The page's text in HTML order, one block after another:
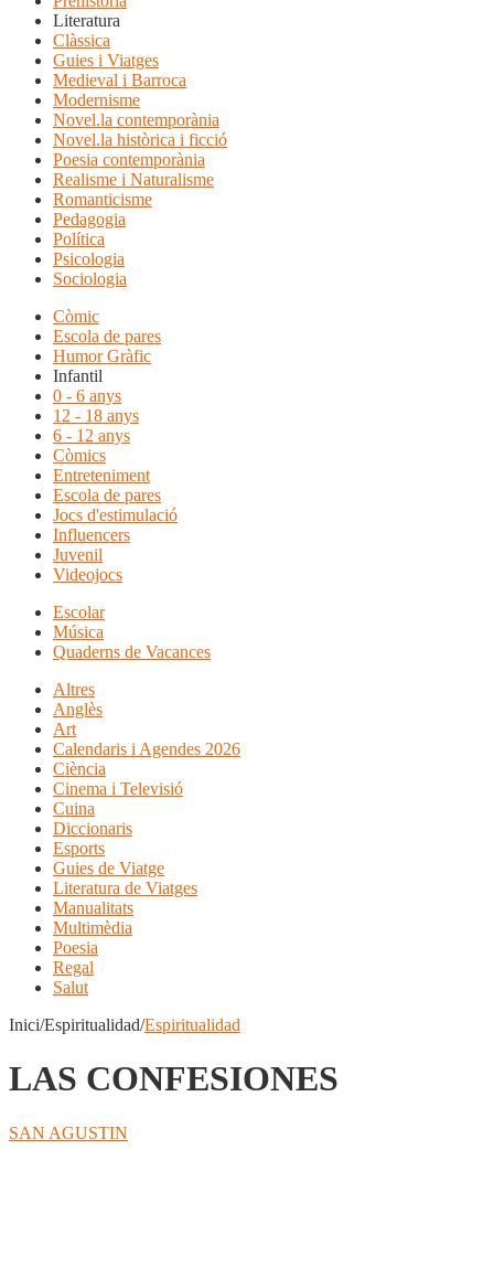
Literatura
Clàssica
Guies i Viatges
Medieval i Barroca
Modernisme
Novel.la contemporània
Novel.la històrica i ficció
Poesia contemporània
Realisme i Naturalisme
Romanticisme
Pedagogia
Política
Psicologia
Sociologia
Còmic
Escola de pares
Humor Gràfic
Infantil
0 - 6 anys
12 - 18 anys
6 - 12 anys
Còmics
Entreteniment
Escola de pares
Jocs d'estimulació
Influencers
Juvenil
Videojocs
Escolar
Música
Quaderns de Vacances
Altres
Anglès
Art
Calendaris i Agendes 2026
Ciència
Cinema i Televisió
Cuina
Diccionaris
Esports
Guies de Viatge
Literatura de Viatges
Manualitats
Multimèdia
Poesia
Regal
Salut
Inici/Espiritualidad/Espiritualidad
LAS CONFESIONES
SAN AGUSTIN